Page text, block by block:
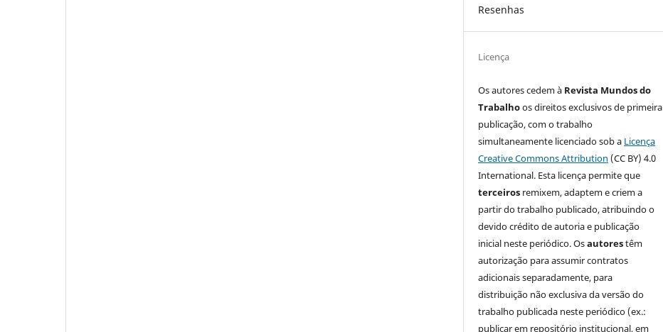
Resenhas
Licença
Os autores cedem à Revista Mundos do
Trabalhoos direitos exclusivos de primeira
publicação, com o trabalho
simultaneamente licenciado sob a Licença
Creative Commons Attribution (CC BY) 4.0
International. Esta licença permite que
terceiros remixem, adaptem e criem a
partir do trabalho publicado, atribuindo o
devido crédito de autoria e publicação
inicial neste periódico. Osautorestêm
autorização para assumir contratos
adicionais separadamente, para
distribuição não exclusiva da versão do
trabalho publicada neste periódico (ex.:
publicar em repositório institucional, em